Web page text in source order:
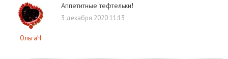
ОльгаЧ
Аппетитные тефтельки!
3 декабря 2020 11:13